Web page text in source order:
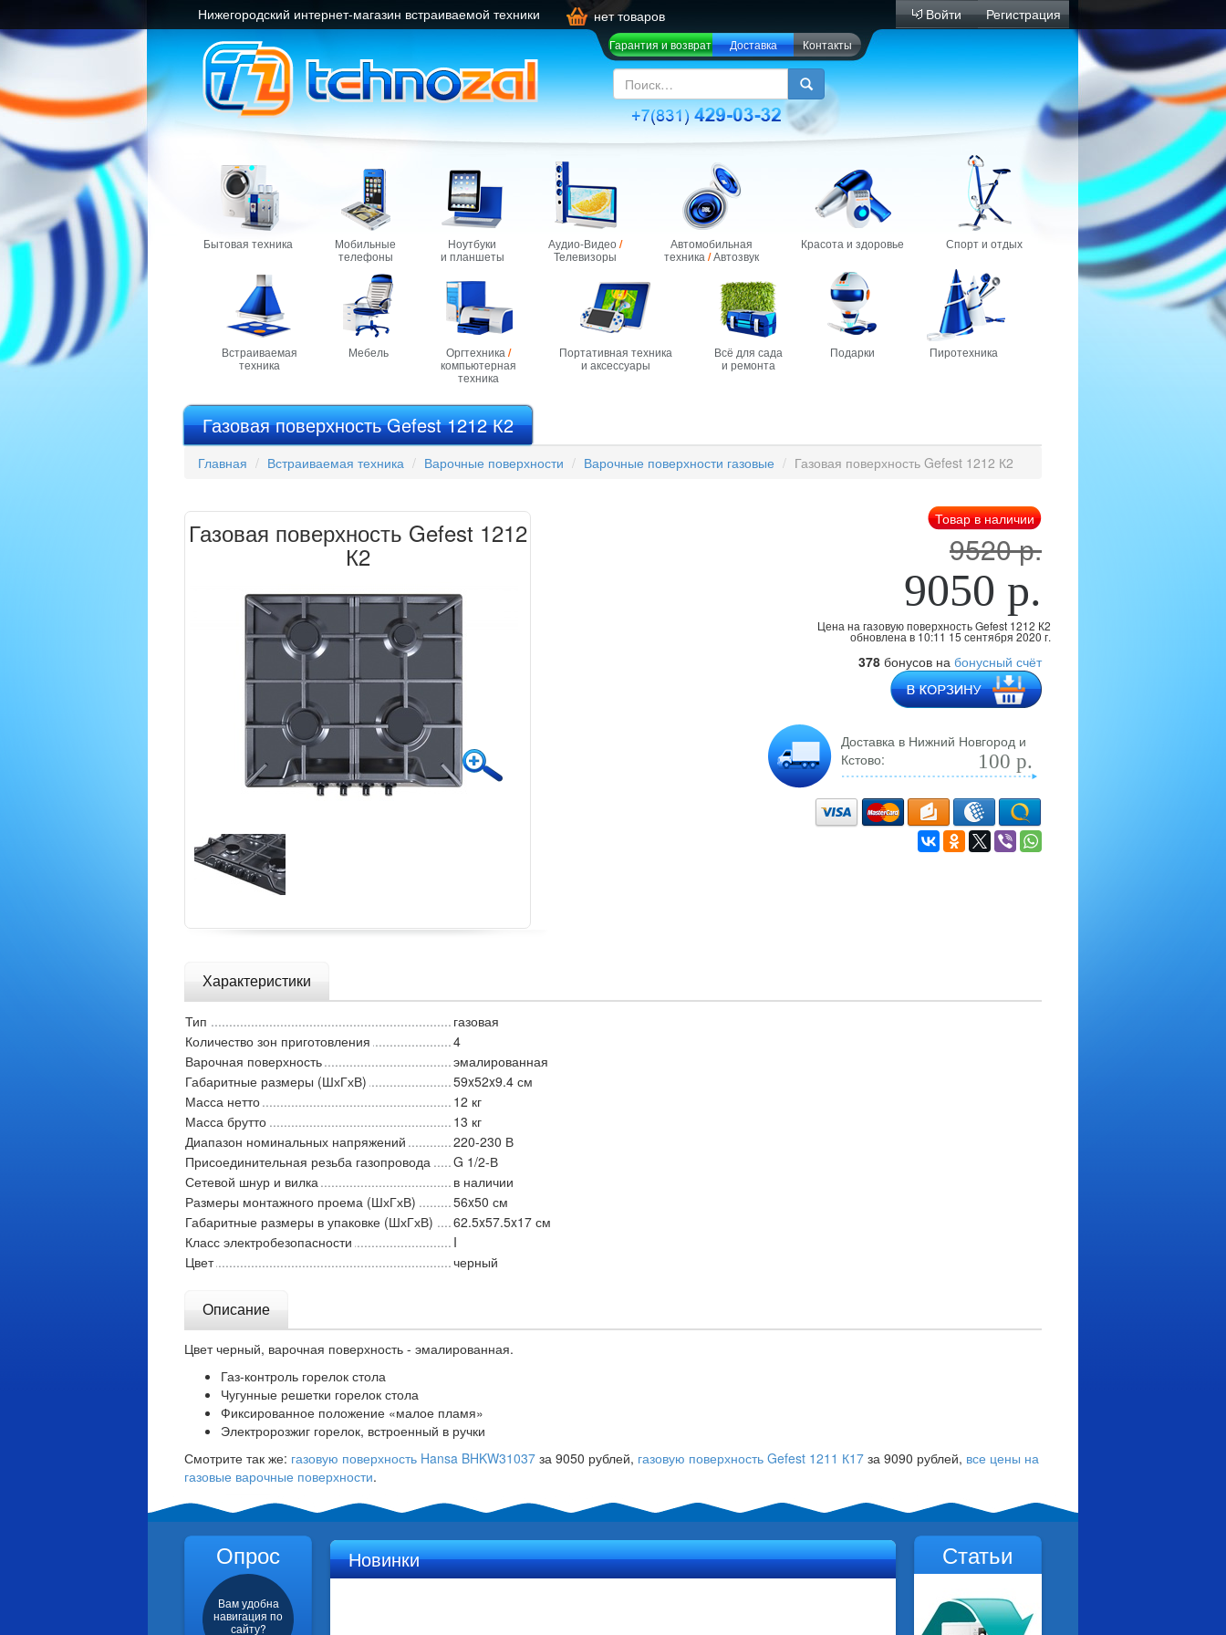
Нижегородский интернет-магазин встраиваемой техники нет товаров
Гарантия и возврат Доставка Контакты
Войти Регистрация
Бытовая техника
Мобильные
телефоны
Ноутбуки
и планшеты
Аудио-Видео/
Телевизоры
Автомобильная
техника /Автозвук
Красота и здоровье Спорт и отдых
Встраиваемая
техника
Мебель Оргтехника /
компьютерная
техника
Портативная техника
и аксессуары
Всё для сада
и ремонта
Подарки Пиротехника
Газовая поверхность Gefest 1212 К2
Главная Встраиваемая техника Варочные поверхности Варочные поверхности газовые Газовая поверхность Gefest 1212 К2
Газовая поверхность Gefest 1212
К2
Товар в наличии
9520 р.
9050 р.
Цена на газовую поверхность Gefest 1212 К2
обновлена в 10:11 15 сентября 2020 г.
378 бонусов на бонусный счёт
Доставка в Нижний Новгород и
Кстово:
100 р.
Характеристики
Тип
газовая
Количество зон приготовления
4
Варочная поверхность
эмалированная
Габаритные размеры (ШхГхВ)
59x52x9.4 см
Масса нетто
12 кг
Масса брутто
13 кг
Диапазон номинальных напряжений
220-230 В
Присоединительная резьба газопровода
G 1/2-В
Сетевой шнур и вилка
в наличии
Размеры монтажного проема (ШхГхВ)
56x50 см
Габаритные размеры в упаковке (ШхГхВ)
62.5x57.5x17 см
Класс электробезопасности
I
Цвет
черный
Описание
Цвет черный, варочная поверхность - эмалированная.
Газ-контроль горелок стола
Чугунные решетки горелок стола
Фиксированное положение «малое пламя»
Электророзжиг горелок, встроенный в ручки
Смотрите так же: газовую поверхность Hansa BHKW31037 за 9050 рублей, газовую поверхность Gefest 1211 К17 за 9090 рублей, все цены на
газовые варочные поверхности.
Опрос
Вам удобна
навигация по
сайту?
Новинки Статьи